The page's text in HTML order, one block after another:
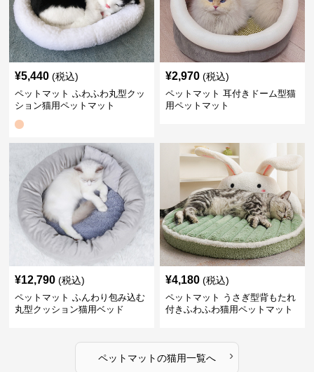
¥5,440 (税込)
ペットマット ふわふわ丸型クッ
ション猫用ペットマット
¥2,970 (税込)
ペットマット 耳付きドーム型猫
用ペットマット
¥12,790 (税込)
ペットマット ふんわり包み込む
丸型クッション猫用ベッド
¥4,180 (税込)
ペットマット うさぎ型背もたれ
付きふわふわ猫用ペットマット
ペットマットの猫用一覧へ ›